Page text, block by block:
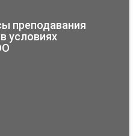
преподавания
условиях